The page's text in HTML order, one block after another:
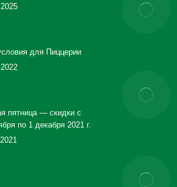
для Пиццерии
пятница — скидки с
по 1 декабря 2021 г.